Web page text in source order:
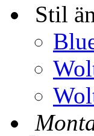
Stil